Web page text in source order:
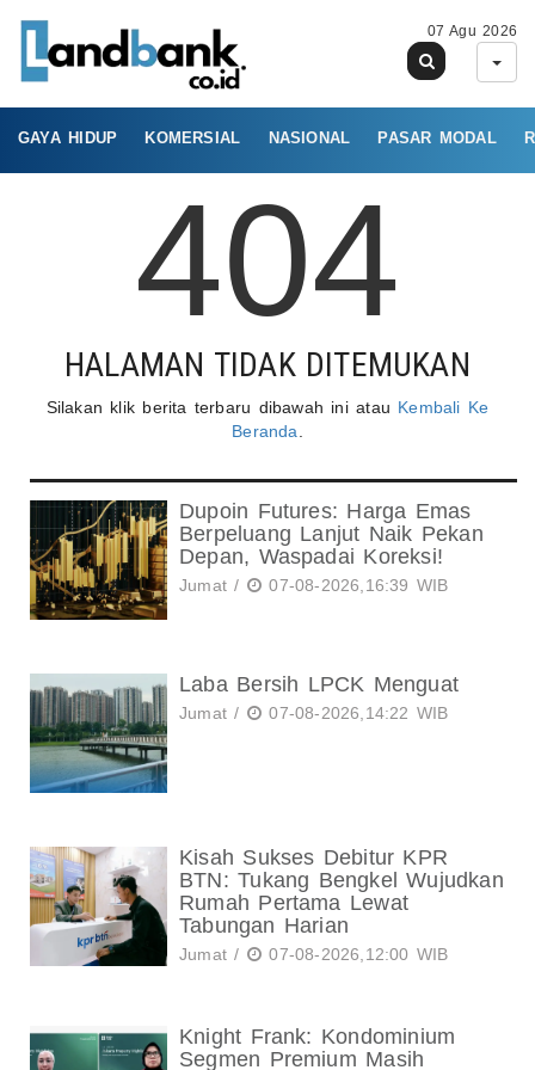
07 Agu 2026
GAYA HIDUP KOMERSIAL NASIONAL PASAR MODAL
404
HALAMAN TIDAK DITEMUKAN
Silakan klik berita terbaru dibawah ini atau Kembali Ke
Beranda
Dupoin Futures: Harga Emas
Berpeluang Lanjut Naik Pekan
Depan, Waspadai Koreksi!
Jumat / 07-08-2026,16:39 WIB
Laba Bersih LPCK Menguat
Jumat / 07-08-2026,14:22 WIB
Kisah Sukses Debitur KPR
BTN: Tukang Bengkel Wujudkan
Rumah Pertama Lewat
Tabungan Harian
Jumat / 07-08-2026,12:00 WIB
Knight Frank: Kondominium
Segmen Premium Masih